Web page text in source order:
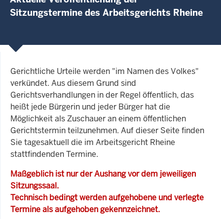
Sitzungstermine des Arbeitsgerichts Rheine
Gerichtliche Urteile werden "im Namen des Volkes"
verkündet. Aus diesem Grund sind
Gerichtsverhandlungen in der Regel öffentlich, das
heißt jede Bürgerin und jeder Bürger hat die
Möglichkeit als Zuschauer an einem öffentlichen
Gerichtstermin teilzunehmen. Auf dieser Seite finden
Sie tagesaktuell die im Arbeitsgericht Rheine
stattfindenden Termine.
Maßgeblich ist nur der Aushang vor dem jeweiligen
Sitzungssaal.
Technisch bedingt werden aufgehobene und verlegte
Termine als aufgehoben gekennzeichnet.